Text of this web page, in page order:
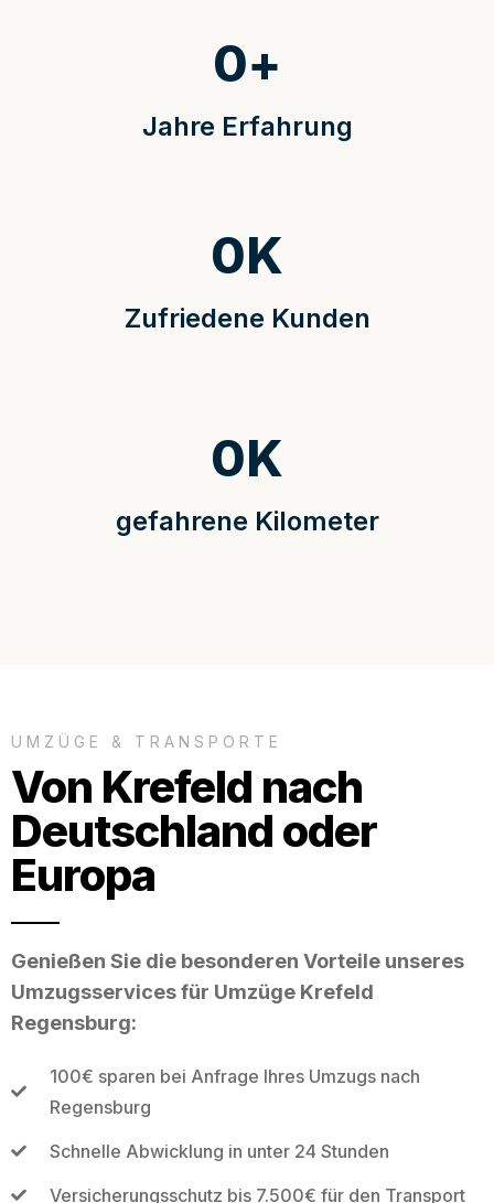
Jahre Erfahrung
0+
Zufriedene Kunden
0K
gefahrene Kilometer
0K
UMZÜGE & TRANSPORTE
Von Krefeld nach
Deutschland oder
Europa
Genießen Sie die besonderen Vorteile unseres
Umzugsservices für Umzüge Krefeld
Regensburg:
100€ sparen bei Anfrage Ihres Umzugs nach
Regensburg
Schnelle Abwicklung in unter 24 Stunden
Versicherungsschutz bis 7.500€ für den Transport